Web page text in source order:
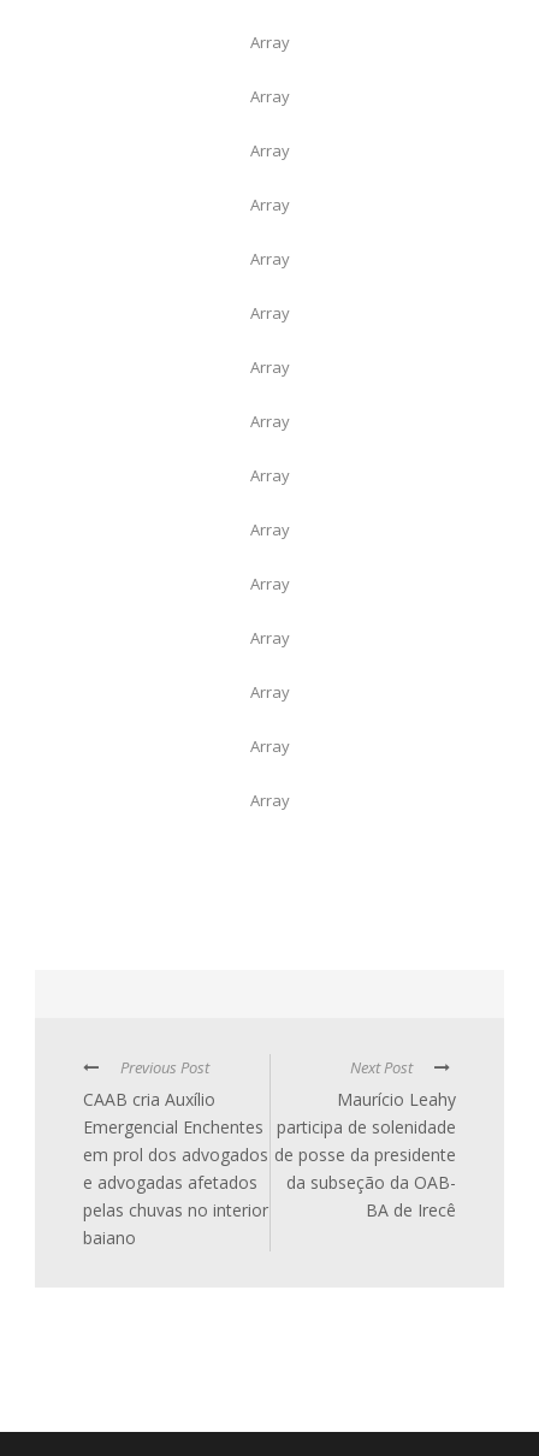
Array
Array
Array
Array
Array
Array
Array
Array
Array
Array
Array
Array
Array
Array
Array
Previous Post
CAAB cria Auxílio
Emergencial Enchentes
em prol dos advogados
e advogadas afetados
pelas chuvas no interior
baiano
Next Post
Maurício Leahy
participa de solenidade
de posse da presidente
da subseção da OAB-
BA de Irecê